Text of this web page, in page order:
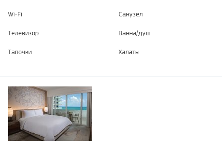
Wi-Fi Санузел
Телевизор Ванна/душ
Тапочки Халаты